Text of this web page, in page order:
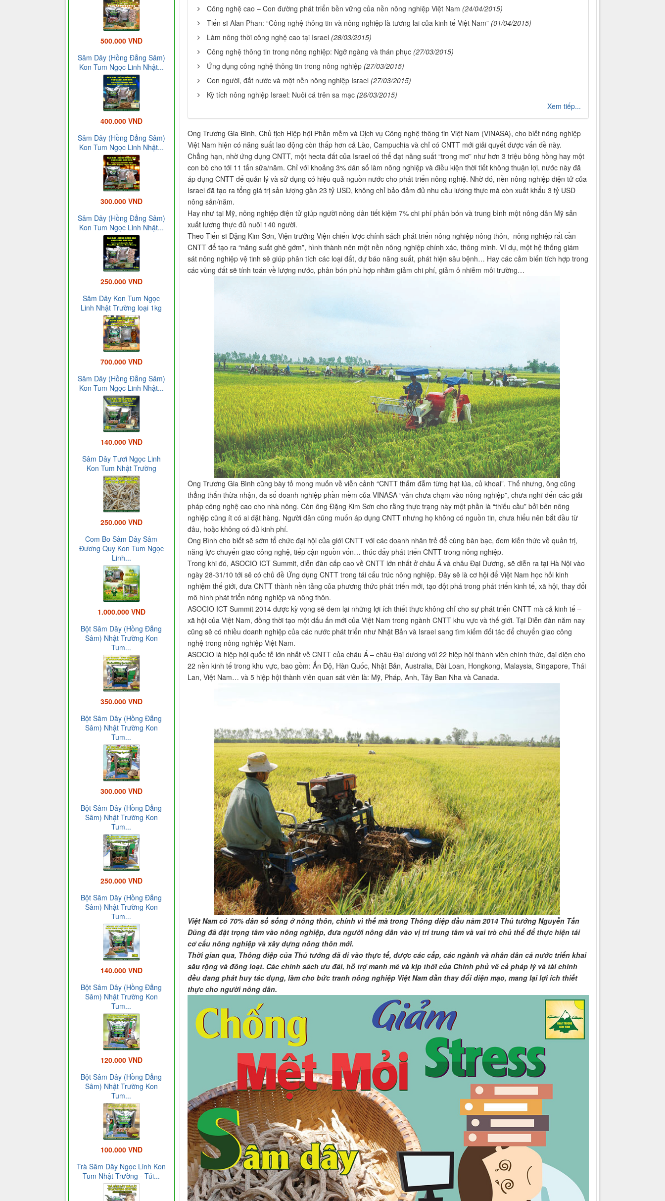
Công nghệ cao – Con đường phát triển bền vững của nền nông nghiệp Việt Nam (24/04/2015)
Tiến sĩ Alan Phan: “Công nghệ thông tin và nông nghiệp là tương lai của kinh tế Việt Nam” (01/04/2015)
Làm nông thời công nghệ cao tại Israel (28/03/2015)
Công nghệ thông tin trong nông nghiệp: Ngỡ ngàng và thán phục (27/03/2015)
Ứng dụng công nghệ thông tin trong nông nghiệp (27/03/2015)
Con người, đất nước và một nền nông nghiệp Israel (27/03/2015)
Kỳ tích nông nghiệp Israel: Nuôi cá trên sa mạc (26/03/2015)
Xem tiếp...
Ông Trương Gia Bình, Chủ tịch Hiệp hội Phần mềm và Dịch vụ Công nghệ thông tin Việt Nam (VINASA), cho biết nông nghiệp
Việt Nam hiện có năng suất lao động còn thấp hơn cả Lào, Campuchia và chỉ có CNTT mới giải quyết được vấn đề này.
Chẳng hạn, nhờ ứng dụng CNTT, một hecta đất của Israel có thể đạt năng suất “trong mơ” như hơn 3 triệu bông hồng hay một
con bò cho tới 11 tấn sữa/năm. Chỉ với khoảng 3% dân số làm nông nghiệp và điều kiện thời tiết không thuận lợi, nước này đã
áp dụng CNTT để quản lý và sử dụng có hiệu quả nguồn nước cho phát triển nông nghiệ. Nhờ đó, nền nông nghiệp điện tử của
Israel đã tạo ra tổng giá trị sản lượng gần 23 tỷ USD, không chỉ bảo đảm đủ nhu cầu lương thực mà còn xuất khẩu 3 tỷ USD
nông sản/năm.
Hay như tại Mỹ, nông nghiệp điện tử giúp người nông dân tiết kiệm 7% chi phí phân bón và trung bình một nông dân Mỹ sản
xuất lương thực đủ nuôi 140 người.
Theo Tiến sĩ Đặng Kim Sơn, Viện trưởng Viện chiến lược chính sách phát triển nông nghiệp nông thôn, nông nghiệp rất cần
CNTT để tạo ra “năng suất ghê gớm”, hình thành nên một nền nông nghiệp chính xác, thông minh. Ví dụ, một hệ thống giám
sát nông nghiệp vệ tinh sẽ giúp phân tích các loại đất, dự báo năng suất, phát hiện sâu bệnh… Hay các cảm biến tích hợp trong
các vùng đất sẽ tính toán về lượng nước, phân bón phù hợp nhằm giảm chi phí, giảm ô nhiễm môi trường…
Ông Trương Gia Bình cũng bày tỏ mong muốn về viễn cảnh “CNTT thấm đẫm từng hạt lúa, củ khoai”. Thế nhưng, ông cũng
thẳng thắn thừa nhận, đa số doanh nghiệp phần mềm của VINASA “vẫn chưa chạm vào nông nghiệp”, chưa nghĩ đến các giải
pháp công nghệ cao cho nhà nông. Còn ông Đặng Kim Sơn cho rằng thực trạng này một phần là “thiếu cầu” bởi bên nông
nghiệp cũng ít có ai đặt hàng. Người dân cũng muốn áp dụng CNTT nhưng họ không có nguồn tin, chưa hiểu nên bắt đầu từ
đâu, hoặc không có đủ kinh phí.
Ông Bình cho biết sẽ sớm tổ chức đại hội của giới CNTT với các doanh nhân trẻ để cùng bàn bạc, đem kiến thức về quản trị,
năng lực chuyển giao công nghệ, tiếp cận nguồn vốn… thúc đẩy phát triển CNTT trong nông nghiệp.
Trong khi đó, ASOCIO ICT Summit, diễn đàn cấp cao về CNTT lớn nhất ở châu Á và châu Đại Dương, sẽ diễn ra tại Hà Nội vào
ngày 28-31/10 tới sẽ có chủ đề Ứng dụng CNTT trong tái cấu trúc nông nghiệp. Đây sẽ là cơ hội để Việt Nam học hỏi kinh
nghiệm thế giới, đưa CNTT thành nền tảng của phương thức phát triển mới, tạo đột phá trong phát triển kinh tế, xã hội, thay đổi
mô hình phát triển nông nghiệp và nông thôn.
ASOCIO ICT Summit 2014 được kỳ vọng sẽ đem lại những lợi ích thiết thực không chỉ cho sự phát triển CNTT mà cả kinh tế –
xã hội của Việt Nam, đồng thời tạo một dấu ấn mới của Việt Nam trong ngành CNTT khu vực và thế giới. Tại Diễn đàn năm nay
cũng sẽ có nhiều doanh nghiệp của các nước phát triển như Nhật Bản và Israel sang tìm kiếm đối tác để chuyển giao công
nghệ trong nông nghiệp Việt Nam.
ASOCIO là hiệp hội quốc tế lớn nhất về CNTT của châu Á – châu Đại dương với 22 hiệp hội thành viên chính thức, đại diện cho
22 nền kinh tế trong khu vực, bao gồm: Ấn Độ, Hàn Quốc, Nhật Bản, Australia, Đài Loan, Hongkong, Malaysia, Singapore, Thái
Lan, Việt Nam… và 5 hiệp hội thành viên quan sát viên là: Mỹ, Pháp, Anh, Tây Ban Nha và Canada.
Việt Nam có 70% dân số sống ở nông thôn, chính vì thế mà trong Thông điệp đầu năm 2014 Thủ tướng Nguyễn Tấn
Dũng đã đặt trọng tâm vào nông nghiệp, đưa người nông dân vào vị trí trung tâm và vai trò chủ thể để thực hiện tái
cơ cấu nông nghiệp và xây dựng nông thôn mới.
Thời gian qua, Thông điệp của Thủ tướng đã đi vào thực tế, được các cấp, các ngành và nhân dân cả nước triển khai
sâu rộng và đồng loạt. Các chính sách ưu đãi, hỗ trợ manh mẽ và kịp thời của Chính phủ về cả pháp lý và tài chính
đều đang phát huy tác dụng, làm cho bức tranh nông nghiệp Việt Nam dần thay đổi diện mạo, mang lại lợi ích thiết
thực cho người nông dân.
500.000 VND
Sâm Dây (Hồng Đẳng Sâm)
Kon Tum Ngọc Linh Nhật...
400.000 VND
Sâm Dây (Hồng Đẳng Sâm)
Kon Tum Ngọc Linh Nhật...
300.000 VND
Sâm Dây (Hồng Đẳng Sâm)
Kon Tum Ngọc Linh Nhật...
250.000 VND
Sâm Dây Kon Tum Ngọc
Linh Nhật Trường loại 1kg
700.000 VND
Sâm Dây (Hồng Đẳng Sâm)
Kon Tum Ngọc Linh Nhật...
140.000 VND
Sâm Dây Tươi Ngọc Linh
Kon Tum Nhật Trường
250.000 VND
Com Bo Sâm Dây Sâm
Đương Quy Kon Tum Ngọc
Linh...
1.000.000 VND
Bột Sâm Dây (Hồng Đẳng
Sâm) Nhật Trường Kon
Tum...
350.000 VND
Bột Sâm Dây (Hồng Đẳng
Sâm) Nhật Trường Kon
Tum...
300.000 VND
Bột Sâm Dây (Hồng Đẳng
Sâm) Nhật Trường Kon
Tum...
250.000 VND
Bột Sâm Dây (Hồng Đẳng
Sâm) Nhật Trường Kon
Tum...
140.000 VND
Bột Sâm Dây (Hồng Đẳng
Sâm) Nhật Trường Kon
Tum...
120.000 VND
Bột Sâm Dây (Hồng Đẳng
Sâm) Nhật Trường Kon
Tum...
100.000 VND
Trà Sâm Dây Ngọc Linh Kon
Tum Nhật Trường - Túi...